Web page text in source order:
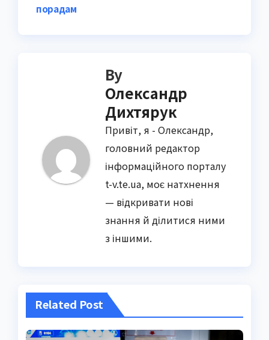
порадам
By
Олександр
Дихтярук
Привіт, я - Олександр,
головний редактор
інформаційного порталу
t-v.te.ua, моє натхнення
— відкривати нові
знання й ділитися ними
з іншими.
Related Post